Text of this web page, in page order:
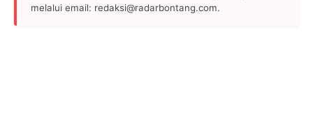
melalui email: redaksi@radarbontang.com.